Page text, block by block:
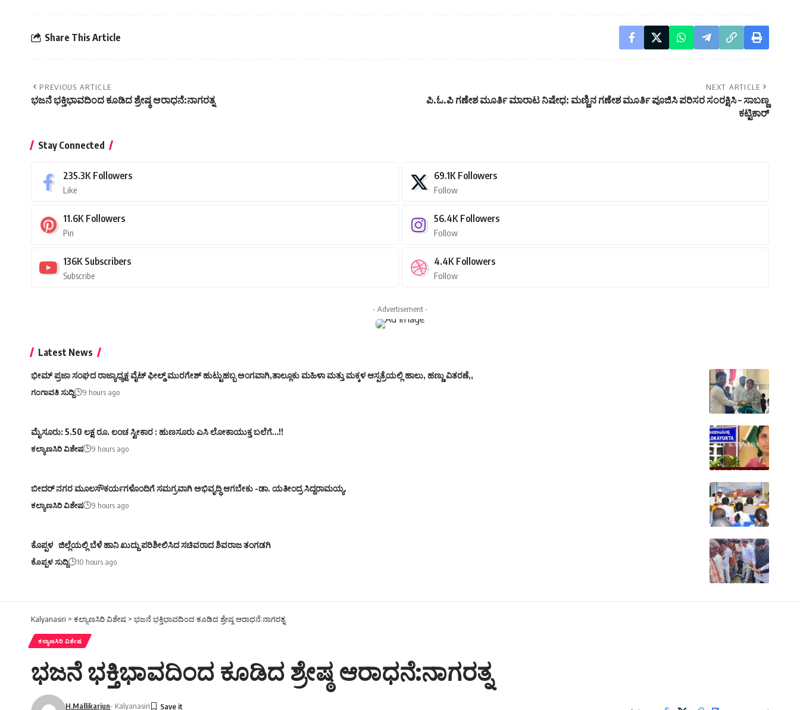
Share This Article
PREVIOUS ARTICLE
ಭಜನೆ ಭಕ್ತಿಭಾವದಿಂದ ಕೂಡಿದ ಶ್ರೇಷ್ಠ ಆರಾಧನೆ:ನಾಗರತ್ನ
NEXT ARTICLE
ಪಿ.ಓ.ಪಿ‌ ಗಣೇಶ ಮೂರ್ತಿ ಮಾರಾಟ ನಿಷೇಧ: ಮಣ್ಣಿನ ಗಣೇಶ ಮೂರ್ತಿ ಪೂಜಿಸಿ ಪರಿಸರ ಸಂರಕ್ಷಿಸಿ – ಸಾಬಣ್ಣ
ಕಟ್ಟಿಕಾರ್
Stay Connected
235.3K Followers
Like
69.1K Followers
Follow
11.6K Followers
Pin
56.4K Followers
Follow
136K Subscribers
Subscribe
4.4K Followers
Follow
- Advertisement -
Latest News
ಭೀಮ್ ಪ್ರಜಾ ಸಂಘದ ರಾಜ್ಯಾಧ್ಯಕ್ಷ ವೈಟ್ ಫೀಲ್ಡ್ ಮುರಗೇಶ್ ಹುಟ್ಟುಹಬ್ಬ ಅಂಗವಾಗಿ,ತಾಲ್ಲೂಕು ಮಹಿಳಾ ಮತ್ತು ಮಕ್ಕಳ ಆಸ್ಪತ್ರೆಯಲ್ಲಿ ಹಾಲು, ಹಣ್ಣು ವಿತರಣೆ,,
ಗಂಗಾವತಿ ಸುದ್ದಿ 9 hours ago
ಮೈಸೂರು: 5.50 ಲಕ್ಷ ರೂ. ಲಂಚ ಸ್ವೀಕಾರ : ಹುಣಸೂರು ಎಸಿ ಲೋಕಾಯುಕ್ತ ಬಲೆಗೆ…!!
ಕಲ್ಯಾಣಸಿರಿ ವಿಶೇಷ 9 hours ago
ಬೀದರ್ ನಗರ ಮೂಲಸೌಕರ್ಯಗಳೊಂದಿಗೆ ಸಮಗ್ರವಾಗಿ ಅಭಿವೃದ್ಧಿ ಆಗಬೇಕು -ಡಾ. ಯತೀಂದ್ರ ಸಿದ್ದರಾಮಯ್ಯ.
ಕಲ್ಯಾಣಸಿರಿ ವಿಶೇಷ 9 hours ago
ಕೊಪ್ಪಳ ಜಿಲ್ಲೆಯಲ್ಲಿ ಬೆಳೆ ಹಾನಿ ಖುದ್ದು ಪರಿಶೀಲಿಸಿದ ಸಚಿವರಾದ ಶಿವರಾಜ ತಂಗಡಗಿ
ಕೊಪ್ಪಳ ಸುದ್ದಿ 10 hours ago
Kalyanasiri > ಕಲ್ಯಾಣಸಿರಿ ವಿಶೇಷ > ಭಜನೆ ಭಕ್ತಿಭಾವದಿಂದ ಕೂಡಿದ ಶ್ರೇಷ್ಠ ಆರಾಧನೆ:ನಾಗರತ್ನ
ಕಲ್ಯಾಣಸಿರಿ ವಿಶೇಷ
ಭಜನೆ ಭಕ್ತಿಭಾವದಿಂದ ಕೂಡಿದ ಶ್ರೇಷ್ಠ ಆರಾಧನೆ:ನಾಗರತ್ನ
H.Mallikarjun- Kalyanasiri